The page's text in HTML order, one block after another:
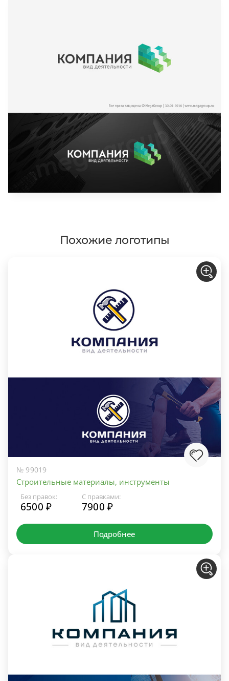
Похожие логотипы
№ 99019
Строительные материалы, инструменты
Без правок:
6500 ₽
С правками:
7900 ₽
Подробнее